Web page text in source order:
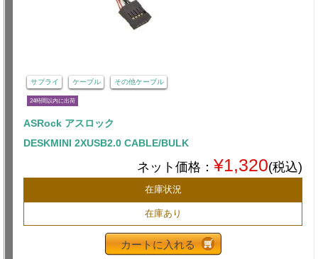
サプライ ケーブル その他ケーブル
24時間以内に出荷
ASRock アスロック
DESKMINI 2XUSB2.0 CABLE/BULK
ネット価格： ¥1,320(税込)
在庫状況
在庫あり
カートに入れる